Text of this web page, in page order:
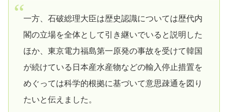
一方、石破総理大臣は歴史認識については歴代内
閣の立場を全体として引き継いでいると説明した
ほか、東京電力福島第一原発の事故を受けて韓国
が続けている日本産水産物などの輸入停止措置を
めぐっては科学的根拠に基づいて意思疎通を図り
たいと伝えました。